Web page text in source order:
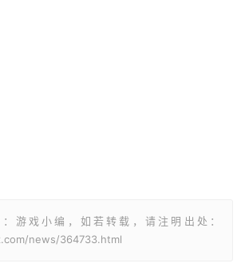
游戏小编，如若转载，请注明出处：
news/364733.html